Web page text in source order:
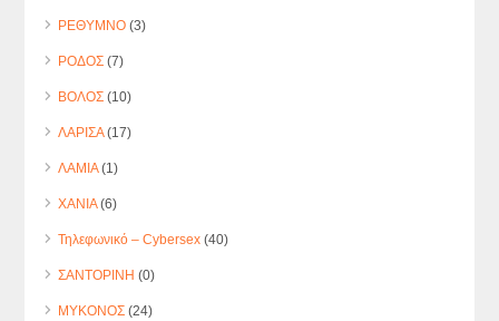
ΡΕΘΥΜΝΟ (3)
ΡΟΔΟΣ (7)
ΒΟΛΟΣ (10)
ΛΑΡΙΣΑ(17)
ΛΑΜΙΑ(1)
ΧΑΝΙΑ(6)
Τηλεφωνικό – Cybersex (40)
ΣΑΝΤΟΡΙΝΗ (0)
ΜΥΚΟΝΟΣ (24)